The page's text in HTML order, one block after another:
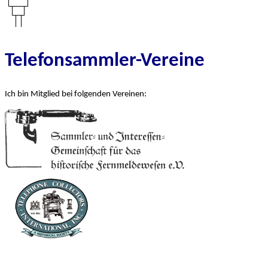
Telefonsammler-Vereine
Ich bin Mitglied bei folgenden Vereinen: